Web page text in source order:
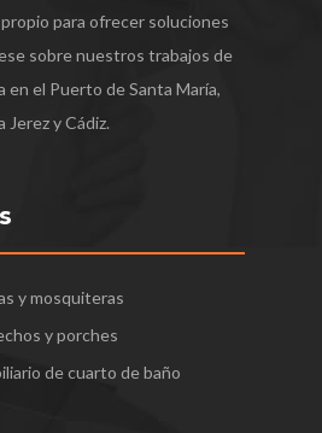
para ofrecer soluciones
sobre nuestros trabajos de
en el Puerto de Santa María,
y Cádiz.
y mosquiteras
y porches
de cuarto de baño